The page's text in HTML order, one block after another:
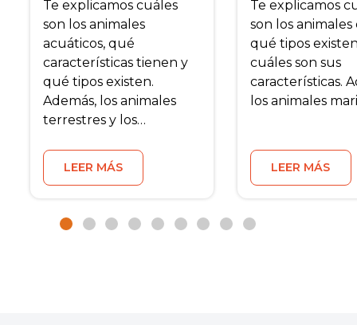
Te explicamos cuáles
son los animales
acuáticos, qué
características tienen y
qué tipos existen.
Además, los animales
terrestres y los…
LEER MÁS
Te explicamos
son los
qué tipos
cuáles son sus
características.
los animales
LEER MÁS